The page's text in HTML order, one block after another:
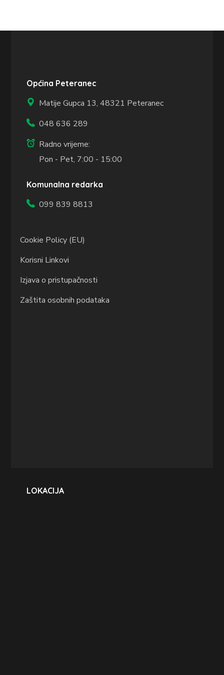
Općina Peteranec
Matije Gupca 13,48321 Peteranec
048 636 289
Radno vrijeme:
Pon - Pet, 7:00 - 15:00
Komunalna redarka
099 839 8813
Cookie Policy (EU)
Korisni Linkovi
Izjava o pristupačnosti
Zaštita osobnih podataka
LOKACIJA